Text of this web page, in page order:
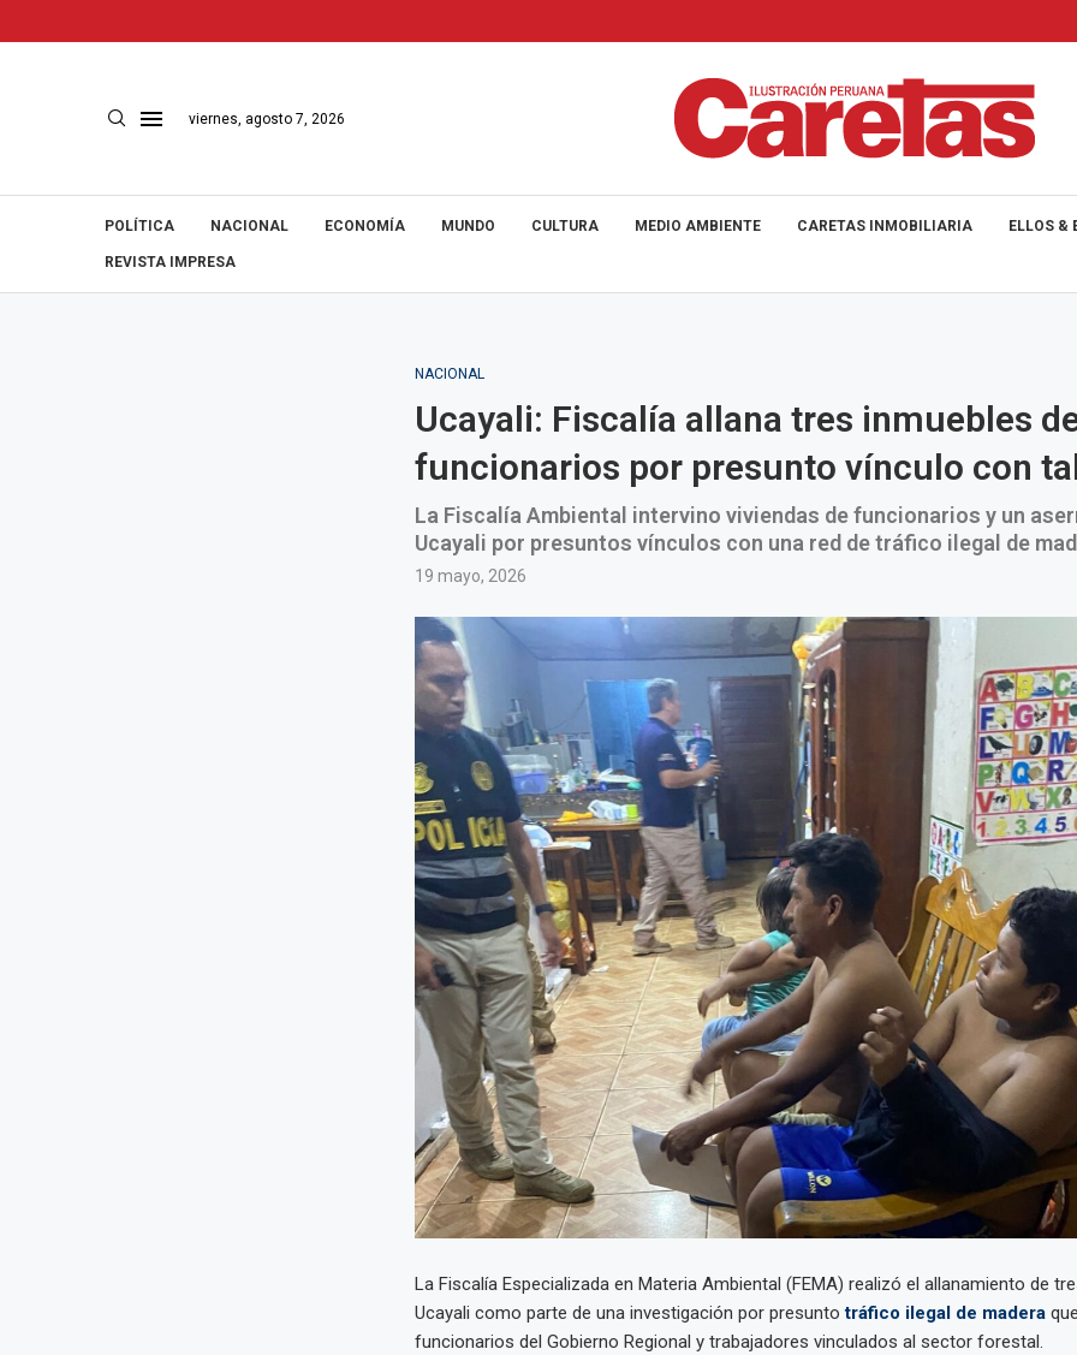
viernes, agosto 7, 2026
POLÍTICA NACIONAL ECONOMÍA MUNDO CULTURA MEDIO AMBIENTE CARETAS INMOBILIARIA ELLOS &
REVISTA IMPRESA
NACIONAL
Ucayali: Fiscalía allana tres inmuebles
funcionarios por presunto vínculo con
La Fiscalía Ambiental intervino viviendas de funcionarios y un
Ucayali por presuntos vínculos con una red de tráfico ilegal de
19 mayo, 2026
La Fiscalía Especializada en Materia Ambiental (FEMA) realizó el allanamiento de
Ucayali como parte de una investigación por presuntotráfico ilegal de madera
funcionarios del Gobierno Regional y trabajadores vinculados al sector forestal.